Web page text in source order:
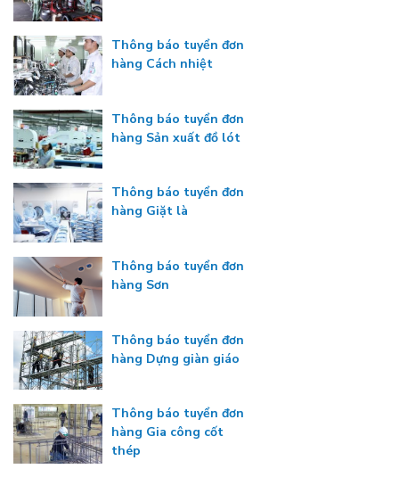
Thông báo tuyển đơn
hàng Cách nhiệt
Thông báo tuyển đơn
hàng Sản xuất đồ lót
Thông báo tuyển đơn
hàng Giặt là
Thông báo tuyển đơn
hàng Sơn
Thông báo tuyển đơn
hàng Dựng giàn giáo
Thông báo tuyển đơn
hàng Gia công cốt
thép